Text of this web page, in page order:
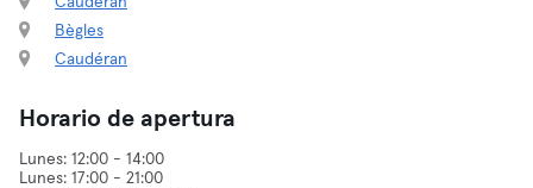
Bègles
Caudéran
Horario de apertura
Lunes: 12:00 - 14:00
Lunes: 17:00 - 21:00